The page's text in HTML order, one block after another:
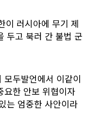
이 러시아에 무기 제
두고 북러 간 불법 군
두발언에서 이같이
요한 안보 위협이자
는 엄중한 사안이라